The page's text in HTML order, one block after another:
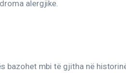
alergjike.
bazohet mbi të gjitha në